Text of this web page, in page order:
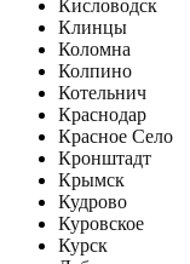
Кисловодск
Клинцы
Коломна
Колпино
Котельнич
Краснодар
Красное Село
Кронштадт
Крымск
Кудрово
Куровское
Курск